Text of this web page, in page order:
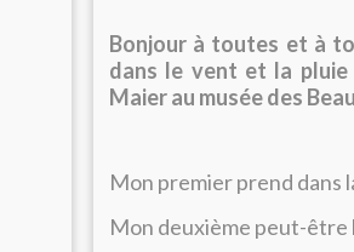
Bonjour à toutes et à
dans le vent et la
Maier au musée des
Mon premier prend dans
Mon deuxième peut-être